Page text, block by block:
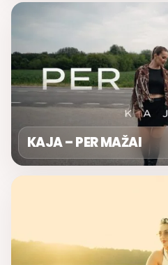
KAJA – PER MAŽAI